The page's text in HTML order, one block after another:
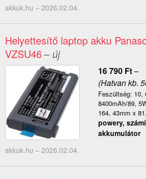
akkuk.hu – 2026.02.04.
Helyettesítő laptop akku
VZSU46– új
16 790 Ft–
(Hatvan kb.
Feszültség: 10,
8400mAh/89,
164, 43mm x
powery,
akkumulátor
akkuk.hu – 2026.02.04.